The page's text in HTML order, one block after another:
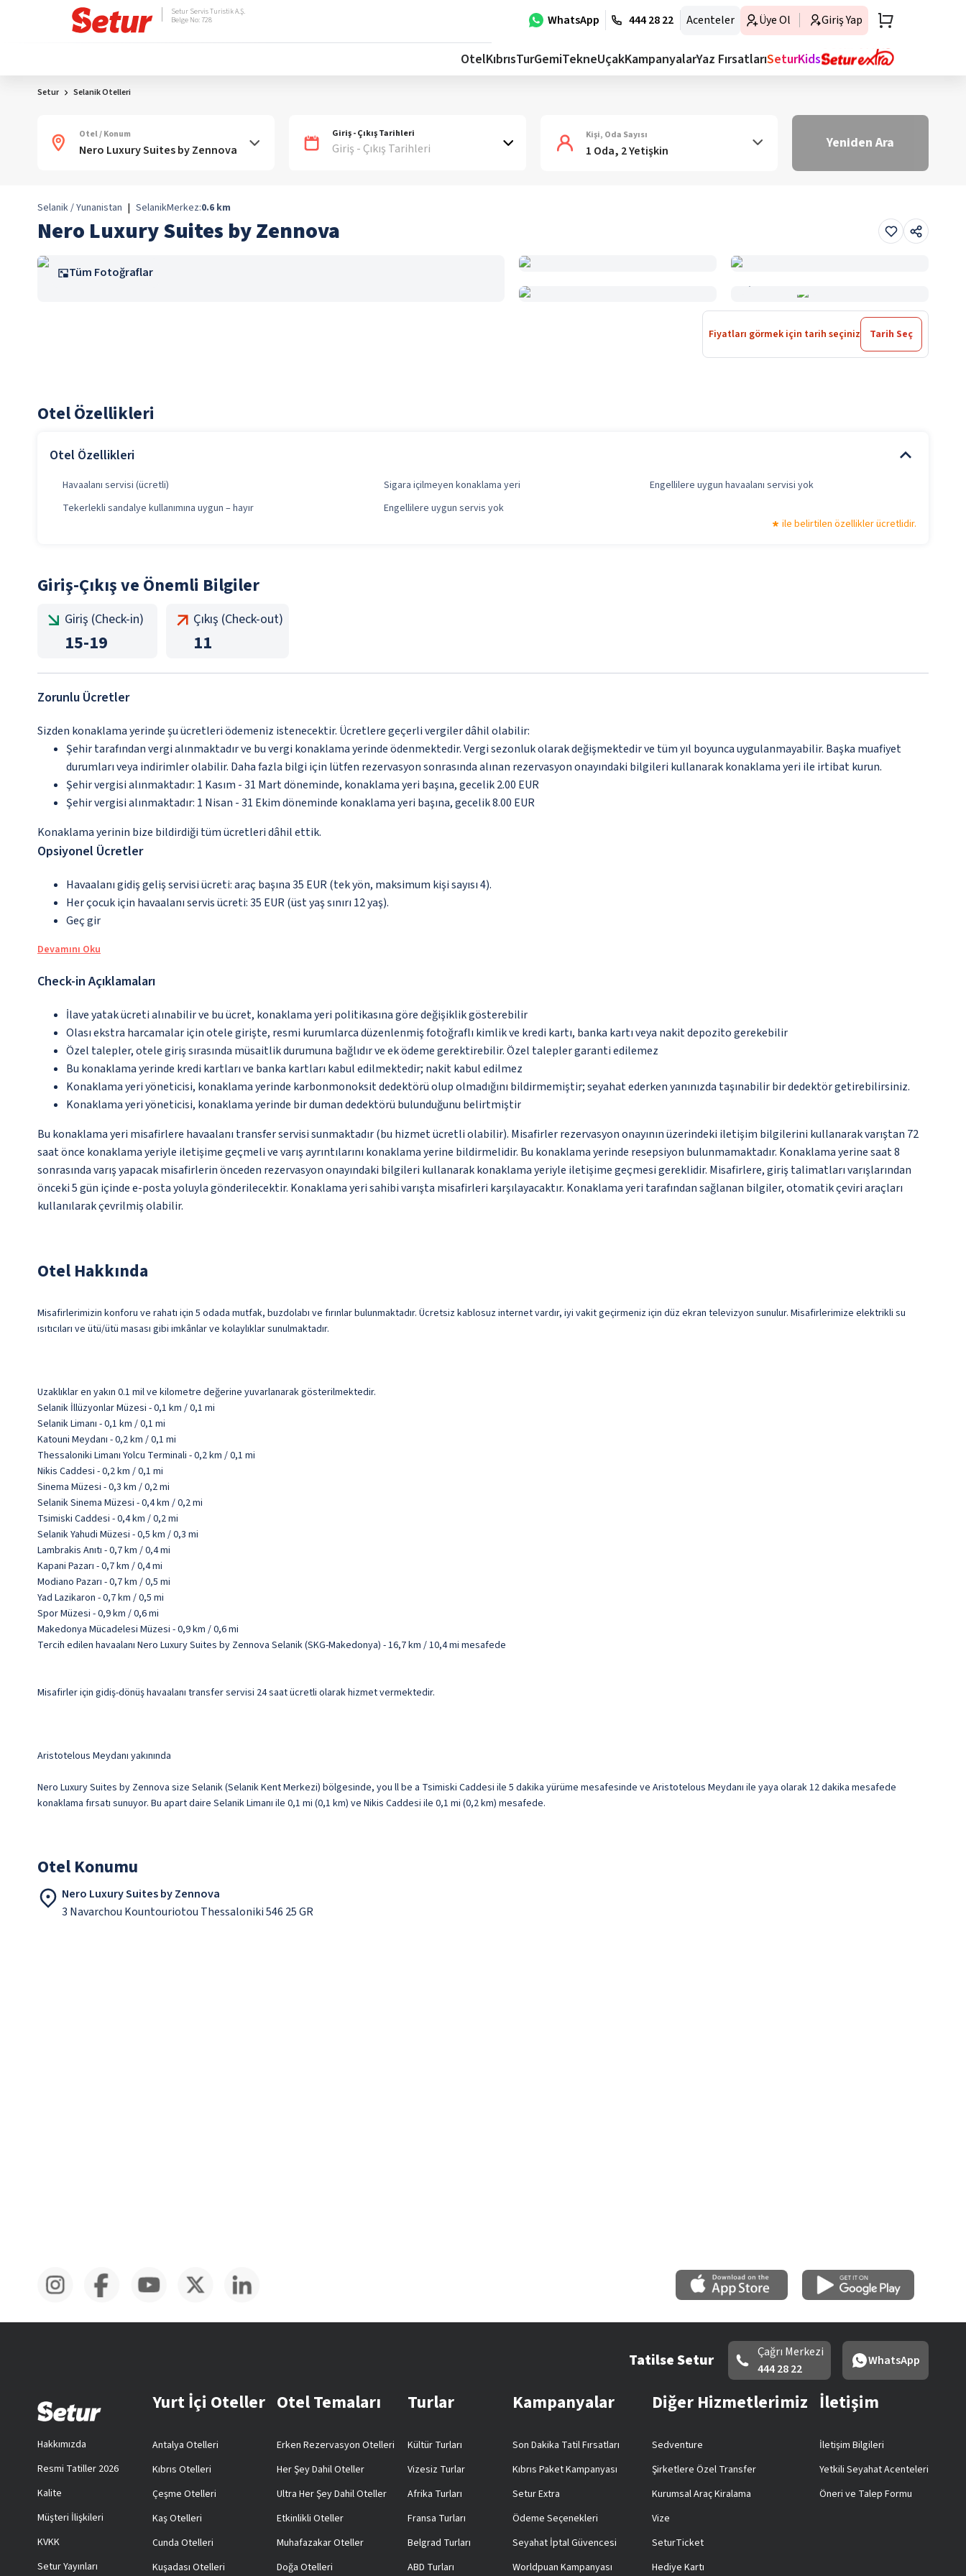
WhatsApp 444 28 22 Acenteler Üye Ol Giriş Yap
Setur Servis Turistik A.Ş.
Belge No: 728
OtelKıbrısTurGemiTekneUçakKampanyalarYaz FırsatlarıSeturKids
Setur Selanik Otelleri
Otel / Konum Giriş - Çıkış Tarihleri
Giriş - Çıkış Tarihleri
Kişi, Oda Sayısı
1 Oda, 2 Yetişkin Yeniden Ara
Selanik / Yunanistan | SelanikMerkez:0.6 km
Nero Luxury Suites by Zennova
Tüm Fotoğraflar
Fiyatları görmek için tarih seçiniz Tarih Seç
Otel Özellikleri
Otel Özellikleri
Havaalanı servisi (ücretli) Sigara içilmeyen konaklama yeri
Engellilere uygun havaalanı servisi yok
Tekerlekli sandalye kullanımına uygun – hayır
Engellilere uygun servis yok
ile belirtilen özellikler ücretlidir.
Giriş-Çıkış ve Önemli Bilgiler
Giriş (Check-in)
15-19
Çıkış (Check-out)
11
Zorunlu Ücretler
Sizden konaklama yerinde şu ücretleri ödemeniz istenecektir. Ücretlere geçerli vergiler dâhil olabilir:
Şehir tarafından vergi alınmaktadır ve bu vergi konaklama yerinde ödenmektedir. Vergi sezonluk olarak değişmektedir ve tüm yıl boyunca uygulanmayabilir. Başka muafiyet
durumları veya indirimler olabilir. Daha fazla bilgi için lütfen rezervasyon sonrasında alınan rezervasyon onayındaki bilgileri kullanarak konaklama yeri ile irtibat kurun.
Şehir vergisi alınmaktadır: 1 Kasım - 31 Mart döneminde, konaklama yeri başına, gecelik 2.00 EUR
Şehir vergisi alınmaktadır: 1 Nisan - 31 Ekim döneminde konaklama yeri başına, gecelik 8.00 EUR
Konaklama yerinin bize bildirdiği tüm ücretleri dâhil ettik.
Opsiyonel Ücretler
Havaalanı gidiş geliş servisi ücreti: araç başına 35 EUR (tek yön, maksimum kişi sayısı 4).
Her çocuk için havaalanı servis ücreti: 35 EUR (üst yaş sınırı 12 yaş).
Geç gir
Devamını Oku
Check-in Açıklamaları
İlave yatak ücreti alınabilir ve bu ücret, konaklama yeri politikasına göre değişiklik gösterebilir
Olası ekstra harcamalar için otele girişte, resmi kurumlarca düzenlenmiş fotoğraflı kimlik ve kredi kartı, banka kartı veya nakit depozito gerekebilir
Özel talepler, otele giriş sırasında müsaitlik durumuna bağlıdır ve ek ödeme gerektirebilir. Özel talepler garanti edilemez
Bu konaklama yerinde kredi kartları ve banka kartları kabul edilmektedir; nakit kabul edilmez
Konaklama yeri yöneticisi, konaklama yerinde karbonmonoksit dedektörü olup olmadığını bildirmemiştir; seyahat ederken yanınızda taşınabilir bir dedektör getirebilirsiniz.
Konaklama yeri yöneticisi, konaklama yerinde bir duman dedektörü bulunduğunu belirtmiştir
Bu konaklama yeri misafirlere havaalanı transfer servisi sunmaktadır (bu hizmet ücretli olabilir). Misafirler rezervasyon onayının üzerindeki iletişim bilgilerini kullanarak varıştan 72
saat önce konaklama yeriyle iletişime geçmeli ve varış ayrıntılarını konaklama yerine bildirmelidir. Bu konaklama yerinde resepsiyon bulunmamaktadır. Konaklama yerine saat 8
sonrasında varış yapacak misafirlerin önceden rezervasyon onayındaki bilgileri kullanarak konaklama yeriyle iletişime geçmesi gereklidir. Misafirlere, giriş talimatları varışlarından
önceki 5 gün içinde e-posta yoluyla gönderilecektir. Konaklama yeri sahibi varışta misafirleri karşılayacaktır. Konaklama yeri tarafından sağlanan bilgiler, otomatik çeviri araçları
kullanılarak çevrilmiş olabilir.
Otel Hakkında
Misafirlerimizin konforu ve rahatı için 5 odada mutfak, buzdolabı ve fırınlar bulunmaktadır. Ücretsiz kablosuz internet vardır, iyi vakit geçirmeniz için düz ekran televizyon sunulur. Misafirlerimize elektrikli su
ısıtıcıları ve ütü/ütü masası gibi imkânlar ve kolaylıklar sunulmaktadır.
Uzaklıklar en yakın 0.1 mil ve kilometre değerine yuvarlanarak gösterilmektedir.
Selanik İllüzyonlar Müzesi - 0,1 km / 0,1 mi
Selanik Limanı - 0,1 km / 0,1 mi
Katouni Meydanı - 0,2 km / 0,1 mi
Thessaloniki Limanı Yolcu Terminali - 0,2 km / 0,1 mi
Nikis Caddesi - 0,2 km / 0,1 mi
Sinema Müzesi - 0,3 km / 0,2 mi
Selanik Sinema Müzesi - 0,4 km / 0,2 mi
Tsimiski Caddesi - 0,4 km / 0,2 mi
Selanik Yahudi Müzesi - 0,5 km / 0,3 mi
Lambrakis Anıtı - 0,7 km / 0,4 mi
Kapani Pazarı - 0,7 km / 0,4 mi
Modiano Pazarı - 0,7 km / 0,5 mi
Yad Lazikaron - 0,7 km / 0,5 mi
Spor Müzesi - 0,9 km / 0,6 mi
Makedonya Mücadelesi Müzesi - 0,9 km / 0,6 mi
Tercih edilen havaalanı Nero Luxury Suites by Zennova Selanik (SKG-Makedonya) - 16,7 km / 10,4 mi mesafede
Misafirler için gidiş-dönüş havaalanı transfer servisi 24 saat ücretli olarak hizmet vermektedir.
Aristotelous Meydanı yakınında
Nero Luxury Suites by Zennova size Selanik (Selanik Kent Merkezi) bölgesinde, you ll be a Tsimiski Caddesi ile 5 dakika yürüme mesafesinde ve Aristotelous Meydanı ile yaya olarak 12 dakika mesafede
konaklama fırsatı sunuyor. Bu apart daire Selanik Limanı ile 0,1 mi (0,1 km) ve Nikis Caddesi ile 0,1 mi (0,2 km) mesafede.
Otel Konumu
Nero Luxury Suites by Zennova
3 Navarchou Kountouriotou Thessaloniki 546 25 GR
Tatilse Setur
Çağrı Merkezi
444 28 22
WhatsApp
Hakkımızda
Resmi Tatiller 2026
Kalite
Müşteri İlişkileri
KVKK
Setur Yayınları
Yurt İçi Oteller
Antalya Otelleri
Kıbrıs Otelleri
Çeşme Otelleri
Kaş Otelleri
Cunda Otelleri
Kuşadası Otelleri
Otel Temaları
Erken Rezervasyon Otelleri
Her Şey Dahil Oteller
Ultra Her Şey Dahil Oteller
Etkinlikli Oteller
Muhafazakar Oteller
Doğa Otelleri
Turlar
Kültür Turları
Vizesiz Turlar
Afrika Turları
Fransa Turları
Belgrad Turları
ABD Turları
Kampanyalar
Son Dakika Tatil Fırsatları
Kıbrıs Paket Kampanyası
Setur Extra
Ödeme Seçenekleri
Seyahat İptal Güvencesi
Worldpuan Kampanyası
Diğer Hizmetlerimiz
Sedventure
Şirketlere Özel Transfer
Kurumsal Araç Kiralama
Vize
SeturTicket
Hediye Kartı
İletişim
İletişim Bilgileri
Yetkili Seyahat Acenteleri
Öneri ve Talep Formu